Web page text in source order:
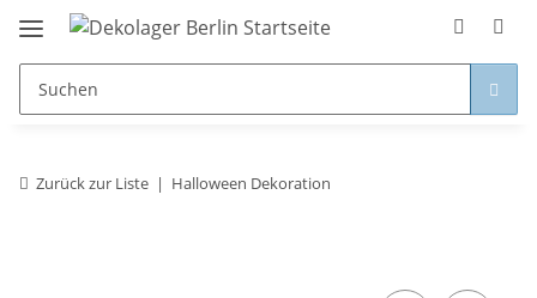
Zurück zur Liste Halloween Dekoration